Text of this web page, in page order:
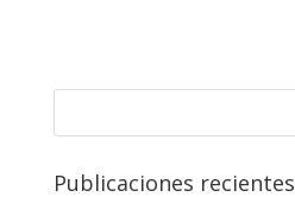
Publicaciones recientes